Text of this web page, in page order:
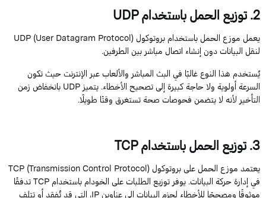
2. توزيع الحمل باستخدامUDP
يعمل موزع الحمل باستخدام بروتوكول UDP(UserDatagram Protocol)
لنقل البيانات دون إنشاء اتصال مباشر بين الطرفين.
يُستخدم هذا النوع غالبًا في البث المباشر والألعاب عبر الإنترنت حيث تكون
السرعة أولوية ولا حاجة كبيرة إلى تصحيح الأخطاء. يتميزUDPبانخفاض زمن
التأخير لأنه لا يتضمن فحوصات صحة تستغرق وقتًا طويلًا.
3. توزيع الحمل باستخدامTCP
يعتمد موزع الحمل على بروتوكول TCP (TransmissionControl Protocol)
في إدارة حركة البيانات.يوفر توزيع الطلبات علىالخودامباستخدامTCPتدفقًا
موثوقًا ومصححًا للأخطاء لحزم البيانات إلى عناوينIP، التي قد تُفقد أو تتلف